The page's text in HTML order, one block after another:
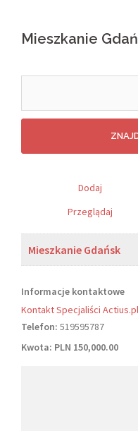
Mieszkanie
Dodaj
Przeglądaj
Mieszkanie Gdańsk
Informacje kontaktowe
Kontakt Specjaliści Actius.pl
Telefon: 519595787
Kwota: PLN 150,000.00